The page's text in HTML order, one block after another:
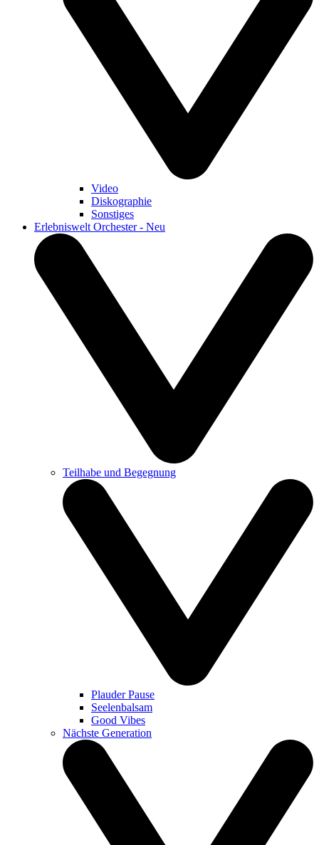
Video
Diskographie
Sonstiges
Erlebniswelt Orchester - Neu
Teilhabe und Begegnung
Plauder Pause
Seelenbalsam
Good Vibes
Nächste Generation